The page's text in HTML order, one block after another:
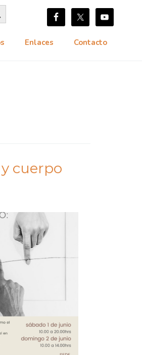
Enlaces Contacto
cuerpo